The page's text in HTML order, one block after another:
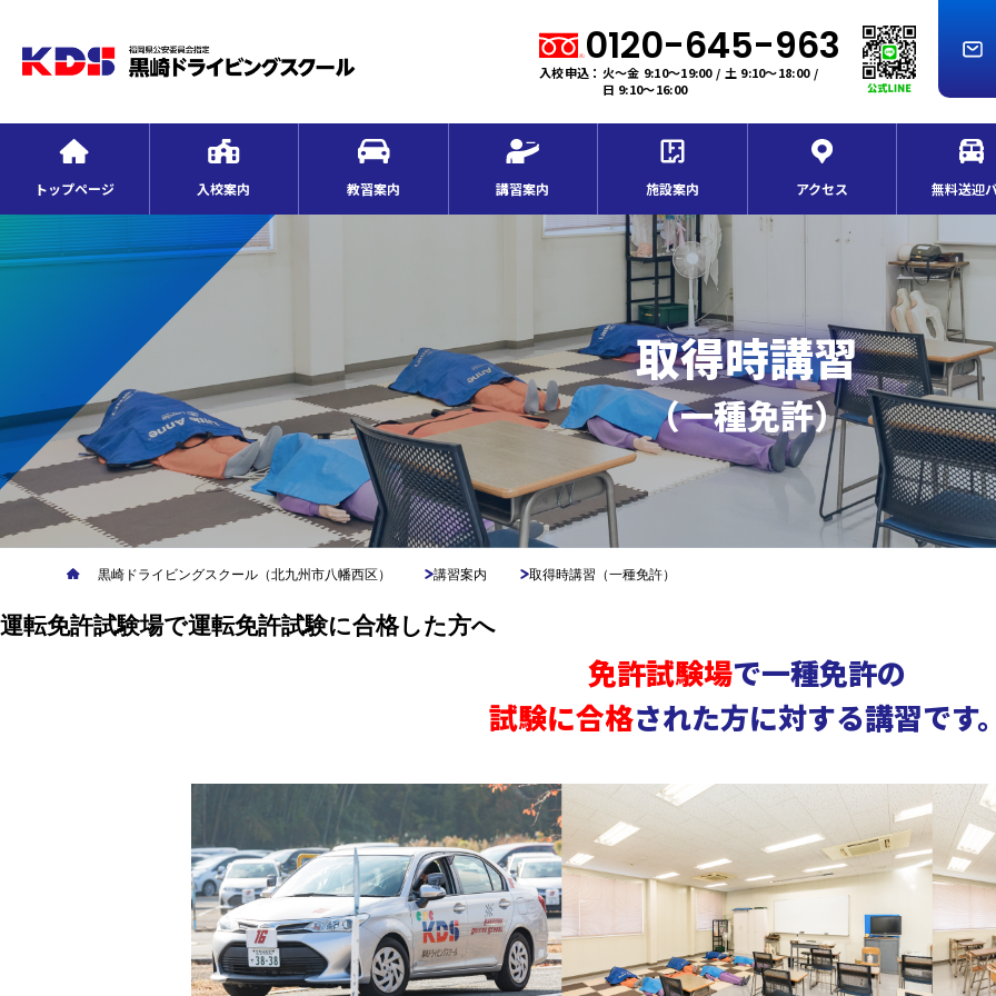
0120-645-963
入校申込：火～金 9:10～19:00 / 土 9:10～18:00 /
日 9:10～16:00
トップページ 入校案内 教習案内 講習案内 施設案内 アクセス 無料送迎
取得時講習
（一種免許）
黒崎ドライビングスクール（北九州市八幡西区） 講習案内 取得時講習（一種免許）
運転免許試験場で運転免許試験に合格した方へ
免許試験場で一種免許の
試験に合格された方に対する講習です